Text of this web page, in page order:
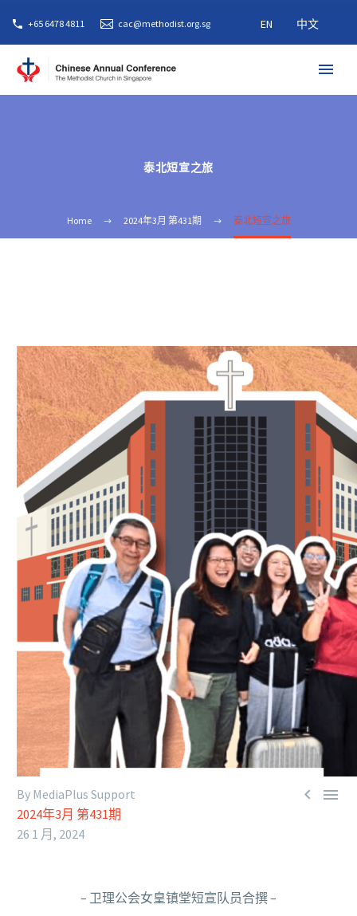
+65 6478 4811 cac@methodist.org.sg EN 中文
泰北短宣之旅
Home 2024年3月 第431期 泰北短宣之旅
 
By MediaPlus Support
2024年3月 第431期
26 1 月, 2024
– 卫理公会女皇镇堂短宣队员合撰 –